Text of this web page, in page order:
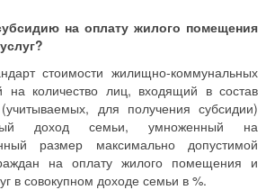
на оплату жилого помещения
стоимости жилищно-коммунальных
на количество лиц, входящий в состав
для получения субсидии)
доход семьи, умноженный на
размер максимально допустимой
на оплату жилого помещения и
в совокупном доходе семьи в %.